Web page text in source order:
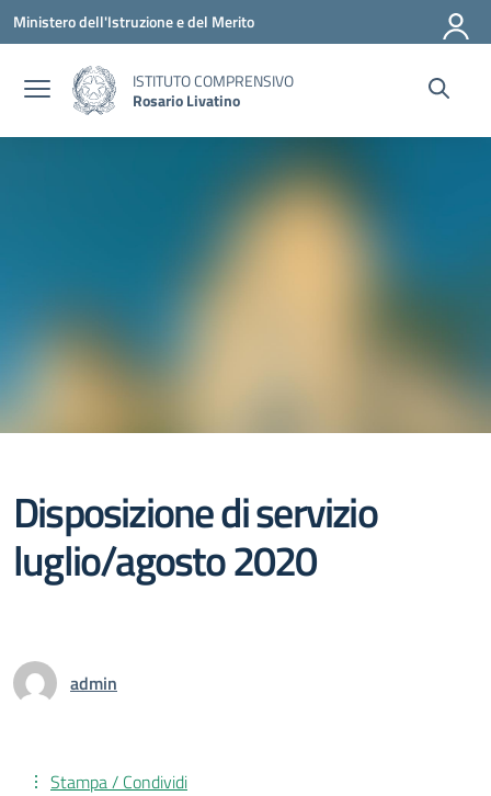
Vai ai contenuti
Vai al menu di navigazione
Vai al footer
Ministero dell'Istruzione e del Merito
ISTITUTO COMPRENSIVO
Rosario Livatino
Disposizione di servizio
luglio/agosto 2020
admin
Stampa / Condividi